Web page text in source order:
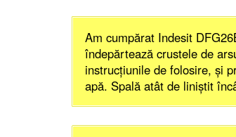
Am cumpărat Indesit
îndepărtează crustele de
instrucțiunile de folosire, și
apă. Spală atât de liniștit